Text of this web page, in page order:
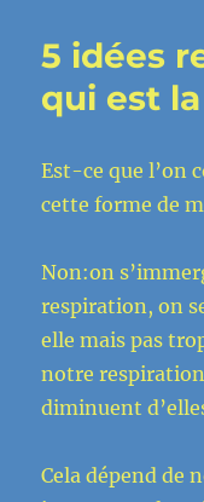
tribu
en
le
5 idées
qui est
Est-ce que l’on
cette forme de
Non:on
respiration, on
elle mais pas
notre
diminuent
Cela dépend de